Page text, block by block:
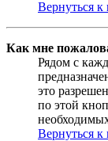
Вернуться к
Как мне
Рядом с
это
по этой
Вернуться к